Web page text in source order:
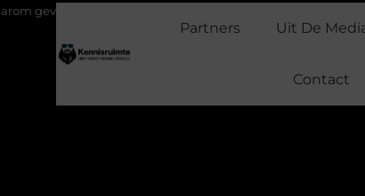
is en hoe het werkt
Partners Uit De
Contact